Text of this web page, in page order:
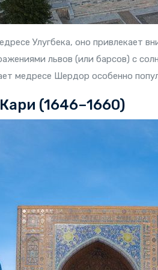
Улугбека, оно привлекает
львов (или барсов) с
медресе Шердор особенно
(1646–1660)